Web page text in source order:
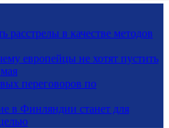
в качестве методов
европейцы не хотят пустить
переговоров по
в Финляндии станет для